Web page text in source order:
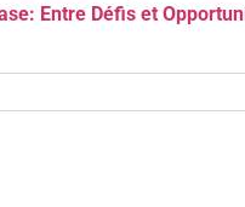
Entre Défis et